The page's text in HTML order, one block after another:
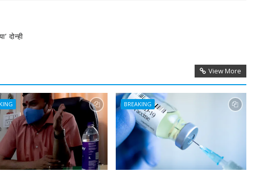
दोन्ही
View More
BREAKING